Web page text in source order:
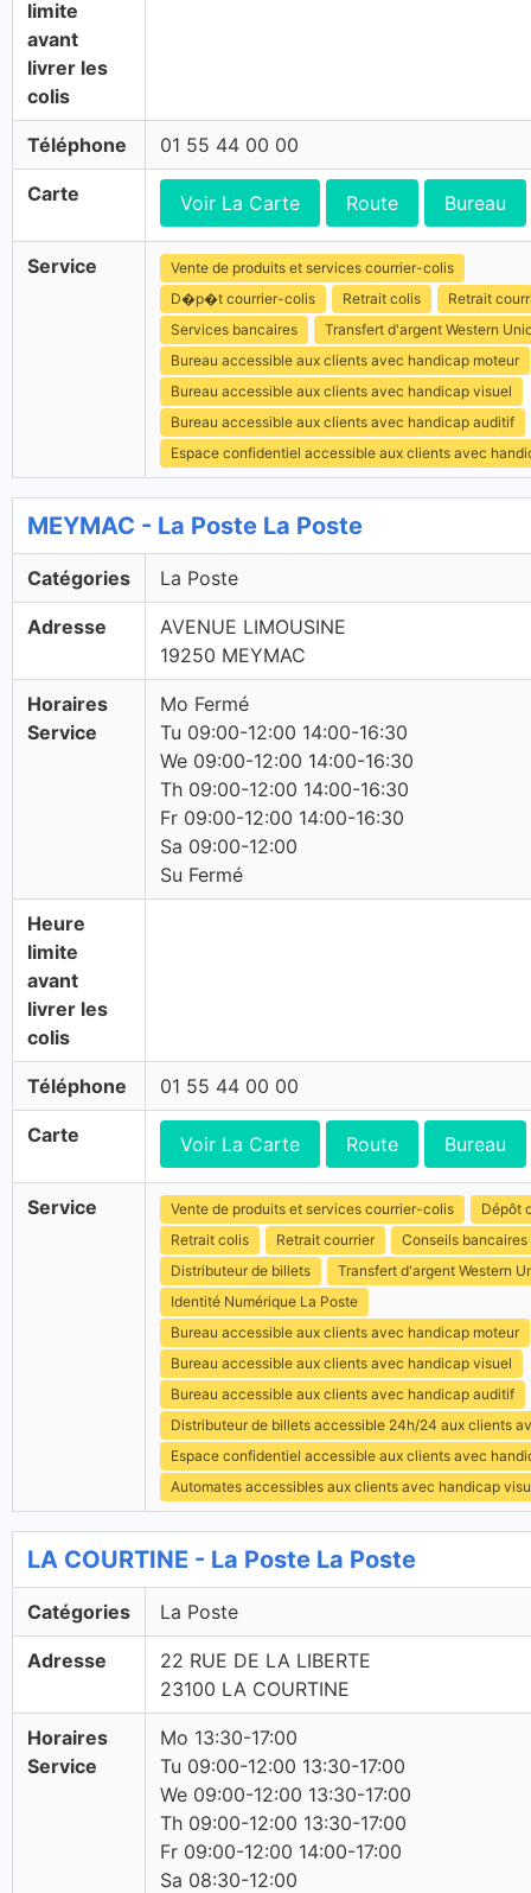
limite
avant
livrer les
colis
Téléphone 01 55 44 00 00
Carte Voir La Carte Route Bureau
Service
Vente de produits et services courrier-colis
D�p�t courrier-colis
Retrait colis
Retrait
Services bancaires
Transfert d'argent Western
Bureau accessible aux clients avec handicap moteur
Bureau accessible aux clients avec handicap visuel
Bureau accessible aux clients avec handicap auditif
Espace confidentiel accessible aux clients avec
MEYMAC - La Poste La Poste
Catégories La Poste
Adresse
AVENUE LIMOUSINE
19250 MEYMAC
Horaires
Service
Mo Fermé
Tu 09:00-12:00 14:00-16:30
We 09:00-12:00 14:00-16:30
Th 09:00-12:00 14:00-16:30
Fr 09:00-12:00 14:00-16:30
Sa 09:00-12:00
Su Fermé
Heure
limite
avant
livrer les
colis
Téléphone 01 55 44 00 00
Carte Voir La Carte Route Bureau
Service Vente de produits et services courrier-colis
Dépôt
Retrait colis
Retrait courrier
Conseils bancaires
Distributeur de billets
Transfert d'argent Western
Identité Numérique La Poste
Bureau accessible aux clients avec handicap moteur
Bureau accessible aux clients avec handicap visuel
Bureau accessible aux clients avec handicap auditif
Distributeur de billets accessible 24h/24 aux clients
Espace confidentiel accessible aux clients avec
Automates accessibles aux clients avec handicap
LA COURTINE - La Poste La Poste
Catégories La Poste
Adresse
22 RUE DE LA LIBERTE
23100 LA COURTINE
Horaires
Service
Mo 13:30-17:00
Tu 09:00-12:00 13:30-17:00
We 09:00-12:00 13:30-17:00
Th 09:00-12:00 13:30-17:00
Fr 09:00-12:00 14:00-17:00
Sa 08:30-12:00